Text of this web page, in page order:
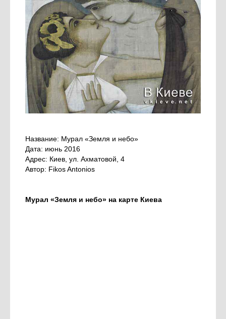
Название: Мурал «Земля и небо»
Дата: июнь 2016
Адрес: Киев, ул. Ахматовой, 4
Автор: Fikos Antonios
Мурал «Земля и небо» на карте Киева